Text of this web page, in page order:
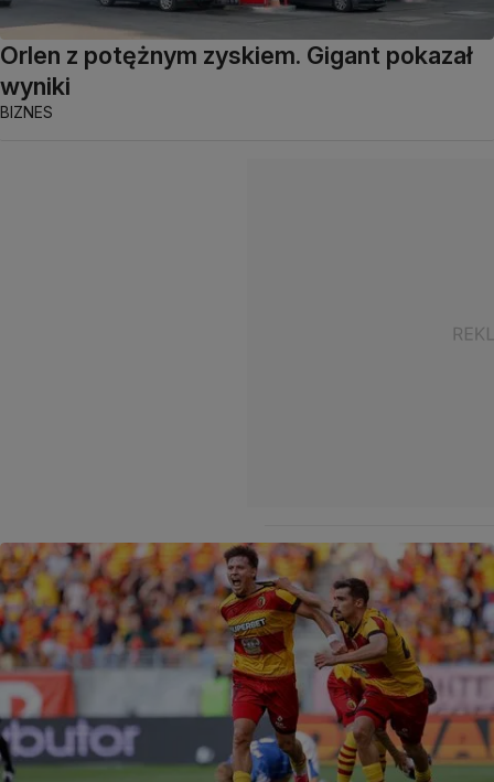
Orlen z potężnym zyskiem. Gigant pokazał
wyniki
BIZNES